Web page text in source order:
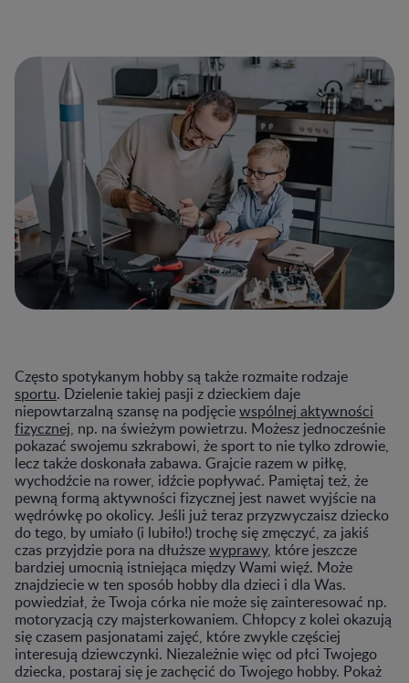
Często spotykanym hobby są także rozmaite rodzaje
sportu. Dzielenie takiej pasji z dzieckiem daje
niepowtarzalną szansę na podjęciewspólnej aktywności
fizycznej, np. na świeżym powietrzu. Możesz jednocześnie
pokazać swojemu szkrabowi, że sport to nie tylko zdrowie,
lecz także doskonała zabawa. Grajcie razem w piłkę,
wychodźcie na rower, idźcie popływać. Pamiętaj też, że
pewną formą aktywności fizycznej jest nawet wyjście na
wędrówkę po okolicy. Jeśli już teraz przyzwyczaisz dziecko
do tego, by umiało (i lubiło!) trochę się zmęczyć, za jakiś
czas przyjdzie pora na dłuższewyprawy, które jeszcze
bardziej umocnią istniejąca między Wami więź. Może
znajdziecie w ten sposób hobby dla dzieci i dla Was.
powiedział, że Twoja córka nie może się zainteresować np.
motoryzacją czy majsterkowaniem. Chłopcy z kolei okazują
się czasem pasjonatami zajęć, które zwykle częściej
interesują dziewczynki. Niezależnie więc od płci Twojego
dziecka, postaraj się je zachęcić do Twojego hobby. Pokaż